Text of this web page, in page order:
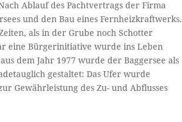
Ablauf des Pachtvertrags der Firma
und den Bau eines Fernheizkraftwerks.
als in der Grube noch Schotter
eine Bürgerinitiative wurde ins Leben
dem Jahr 1977 wurde der Baggersee als
gestaltet: Das Ufer wurde
Gewährleistung des Zu- und Abflusses